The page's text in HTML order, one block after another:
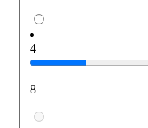
4
8